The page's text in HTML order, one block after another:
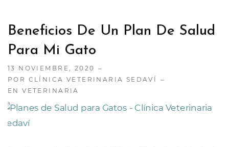
Beneficios De Un Plan De Salud
Para Mi Gato
13 NOVIEMBRE, 2020
POR CLÍNICA VETERINARIA SEDAVÍ
ENVETERINARIA